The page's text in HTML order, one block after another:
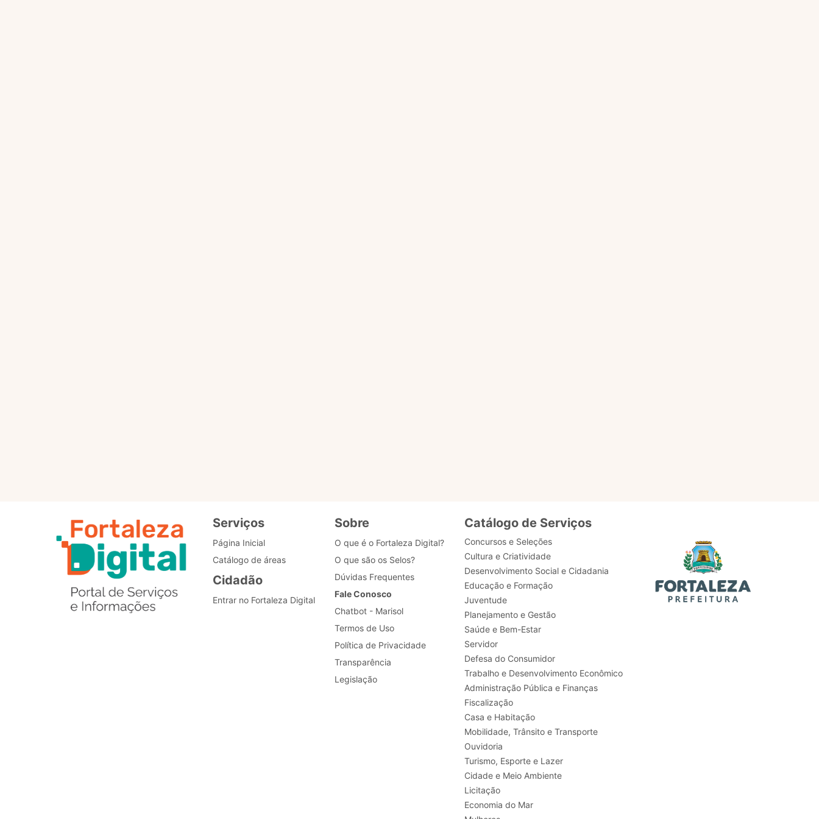
Serviços
Página Inicial
Catálogo de áreas
Cidadão
Entrar no Fortaleza Digital
Sobre
O que é o Fortaleza Digital?
O que são os Selos?
Dúvidas Frequentes
Fale Conosco
Chatbot - Marisol
Termos de Uso
Política de Privacidade
Transparência
Legislação
Catálogo de Serviços
Concursos e Seleções
Cultura e Criatividade
Desenvolvimento Social e Cidadania
Educação e Formação
Juventude
Planejamento e Gestão
Saúde e Bem-Estar
Servidor
Defesa do Consumidor
Trabalho e Desenvolvimento Econômico
Administração Pública e Finanças
Fiscalização
Casa e Habitação
Mobilidade, Trânsito e Transporte
Ouvidoria
Turismo, Esporte e Lazer
Cidade e Meio Ambiente
Licitação
Economia do Mar